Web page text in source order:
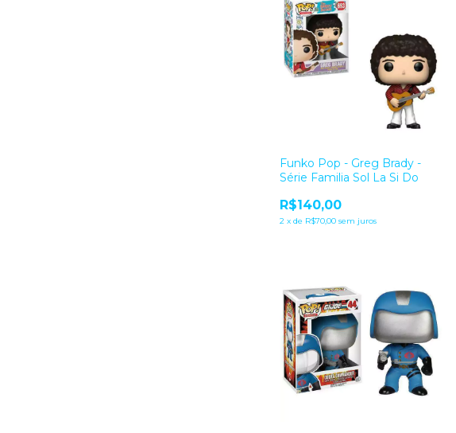
Funko Pop - Greg Brady -
Série Familia Sol La Si Do
R$140,00
2 xde R$70,00 sem juros